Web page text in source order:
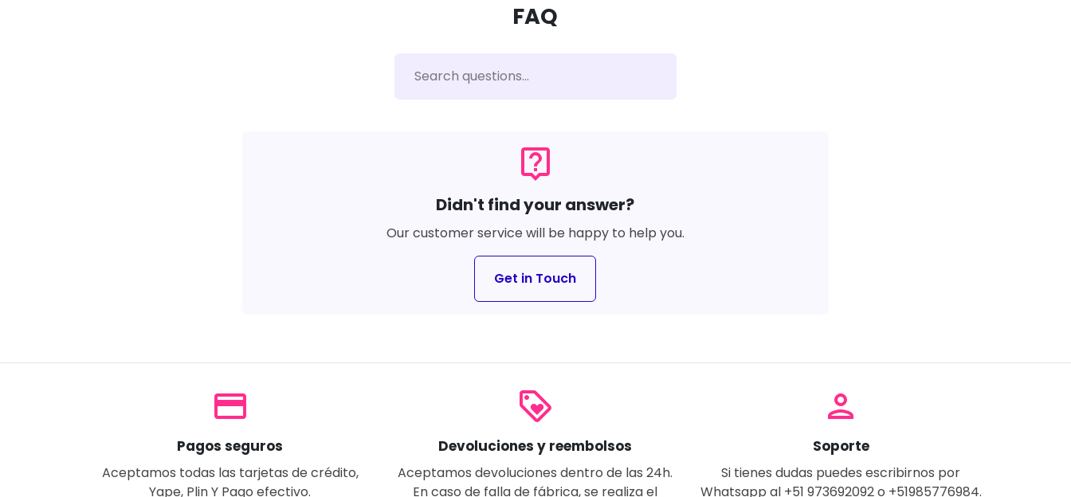
FAQ
live_help
Didn't find your answer?
Our customer service will be happy to help you.
Get in Touch
payment
Pagos seguros
Aceptamos todas las tarjetas de crédito,
Yape, Plin Y Pago efectivo.
loyalty
Devoluciones y reembolsos
Aceptamos devoluciones dentro de las 24h.
En caso de falla de fábrica, se realiza el
person
Soporte
Si tienes dudas puedes escribirnos por
Whatsapp al +51 973692092 o +51985776984.